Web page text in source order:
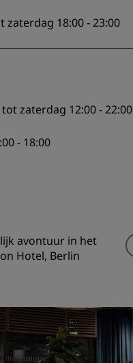
zaterdag 18:00 - 23:00
zaterdag 12:00 - 22:00
- 18:00
avontuur in het
Hotel, Berlin